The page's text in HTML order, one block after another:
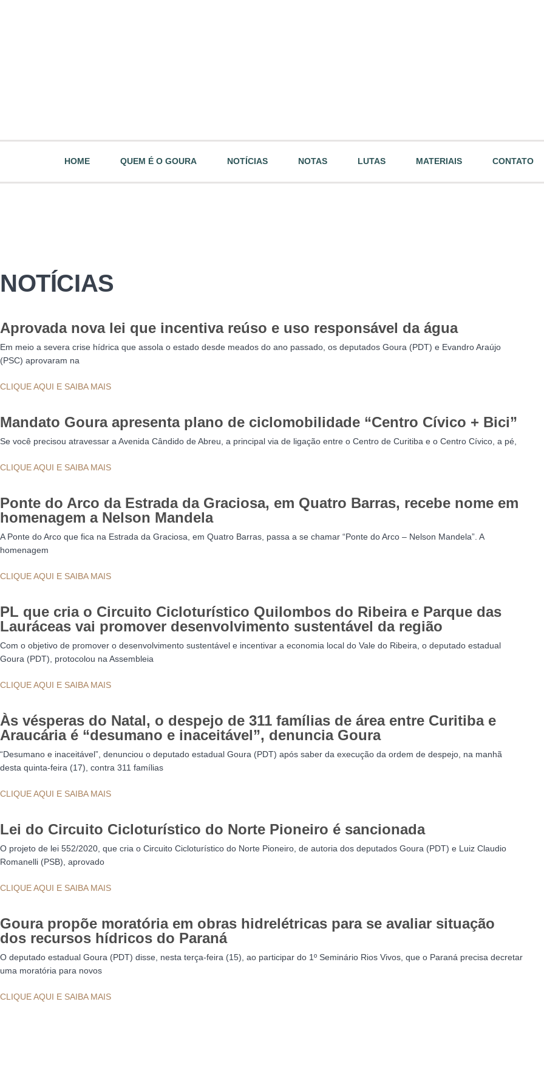
HOME QUEM É O GOURA NOTÍCIAS NOTAS LUTAS MATERIAIS CONTATO
NOTÍCIAS
Aprovada nova lei que incentiva reúso e uso responsável da água
Em meio a severa crise hídrica que assola o estado desde meados do ano passado, os deputados Goura (PDT) e Evandro Araújo
(PSC) aprovaram na
CLIQUE AQUI E SAIBA MAIS
Mandato Goura apresenta plano de ciclomobilidade “Centro Cívico + Bici”
Se você precisou atravessar a Avenida Cândido de Abreu, a principal via de ligação entre o Centro de Curitiba e o Centro Cívico, a pé,
CLIQUE AQUI E SAIBA MAIS
Ponte do Arco da Estrada da Graciosa, em Quatro Barras, recebe nome em
homenagem a Nelson Mandela
A Ponte do Arco que fica na Estrada da Graciosa, em Quatro Barras, passa a se chamar “Ponte do Arco – Nelson Mandela”. A
homenagem
CLIQUE AQUI E SAIBA MAIS
PL que cria o Circuito Cicloturístico Quilombos do Ribeira e Parque das
Lauráceas vai promover desenvolvimento sustentável da região
Com o objetivo de promover o desenvolvimento sustentável e incentivar a economia local do Vale do Ribeira, o deputado estadual
Goura (PDT), protocolou na Assembleia
CLIQUE AQUI E SAIBA MAIS
Às vésperas do Natal, o despejo de 311 famílias de área entre Curitiba e
Araucária é “desumano e inaceitável”, denuncia Goura
“Desumano e inaceitável”, denunciou o deputado estadual Goura (PDT) após saber da execução da ordem de despejo, na manhã
desta quinta-feira (17), contra 311 famílias
CLIQUE AQUI E SAIBA MAIS
Lei do Circuito Cicloturístico do Norte Pioneiro é sancionada
O projeto de lei 552/2020, que cria o Circuito Cicloturístico do Norte Pioneiro, de autoria dos deputados Goura (PDT) e Luiz Claudio
Romanelli (PSB), aprovado
CLIQUE AQUI E SAIBA MAIS
Goura propõe moratória em obras hidrelétricas para se avaliar situação
dos recursos hídricos do Paraná
O deputado estadual Goura (PDT) disse, nesta terça-feira (15), ao participar do 1º Seminário Rios Vivos, que o Paraná precisa decretar
uma moratória para novos
CLIQUE AQUI E SAIBA MAIS